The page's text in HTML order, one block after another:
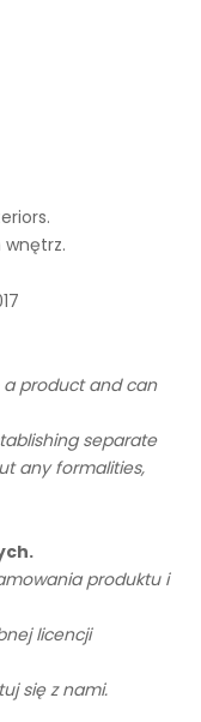
wnętrz.
product and can
separate
any formalities,
produktu i
licencji
się z nami.